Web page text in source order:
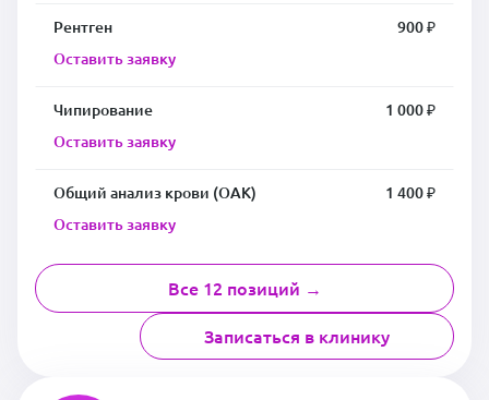
Рентген
900 ₽
Оставить заявку
Чипирование
1 000 ₽
Оставить заявку
Общий анализ крови (ОАК)
1 400 ₽
Оставить заявку
Все 12 позиций →
Записаться в клинику